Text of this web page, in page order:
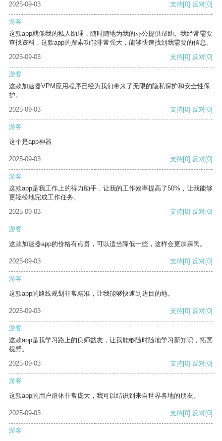
2025-09-03
支持[0] 反对[0]
游客
这款app就像我的私人助理，随时随地为我的办公提供帮助。我经常需要
查找资料，这款app的搜索功能非常强大，能够快速找到我需要的信息。
2025-09-03
支持[0] 反对[0]
游客
这款加速器VPM应用程序已经为我们带来了无限的隐私保护和安全性保
护。
2025-09-03
支持[0] 反对[0]
游客
这个是app神器
2025-09-03 支持[0] 反对[0]
游客
这款app是我工作上的得力助手，让我的工作效率提高了50%，让我能够
更轻松地完成工作任务。
2025-09-03
支持[0] 反对[0]
游客
这款加速器app的价格有点贵，可以适当降低一些，这样会更加亲民。
2025-09-03 支持[0] 反对[0]
游客
这款app的路线规划非常精准，让我能够快速到达目的地。
2025-09-03 支持[0] 反对[0]
游客
这款app是我学习路上的良师益友，让我能够随时随地学习新知识，拓宽
视野。
2025-09-03
支持[0] 反对[0]
游客
这款app的用户群体非常庞大，我可以结识到来自世界各地的朋友。
2025-09-03 支持[0] 反对[0]
游客